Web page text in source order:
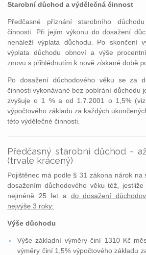
Starobní důchod a výdělečná činnost
Předčasné přiznání starobního
činnosti. Při jejím výkonu do dosažení
nenáleží výplata důchodu. Po skončení
výplata důchodu obnoví a výše
znovu s přihlédnutím k nově získané době
Po dosažení důchodového věku se za
činnosti vykonávané bez pobírání důchodu
zvyšuje o 1 % a od 1.7.2001 o 1,5%
výpočtového základu za každých
této výdělečné činnosti.
Předčasný starobní důchod -
(trvale krácený)
Pojištěnec má podle § 31 zákona nárok na
dosažením důchodového věku též,
nejméně 25 let a do dosažení
nejvýše 3 roky:
Výše důchodu
Výše základní výměry činí 1310 Kč
výměry činí 1,5% výpočtového základu